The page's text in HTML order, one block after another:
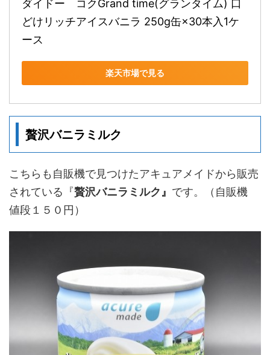
ダイドー　コクGrand time(グランタイム) 口
どけリッチアイスバニラ 250g缶×30本入1ケ
ース
楽天市場で見る
贅沢バニラミルク
こちらも自販機で見つけたアキュアメイドから販売
されている『贅沢バニラミルク』 です。（自販機
値段１５０円）